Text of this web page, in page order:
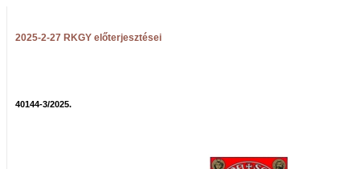
2025-2-27 RKGY előterjesztései
40144-3/2025.